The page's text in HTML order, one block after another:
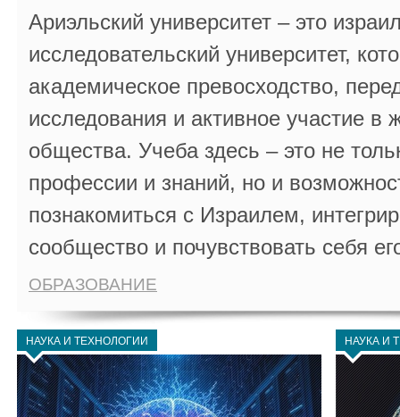
Ариэльский университет – это
исследовательский университет,
академическое превосходство,
исследования и активное участие в
общества. Учеба здесь – это не
профессии и знаний, но и
познакомиться с Израилем,
сообщество и почувствовать себя
ОБРАЗОВАНИЕ
НАУКА И ТЕХНОЛОГИИ НАУКА И